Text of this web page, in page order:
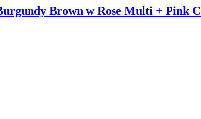
Brown w Rose Multi + Pink